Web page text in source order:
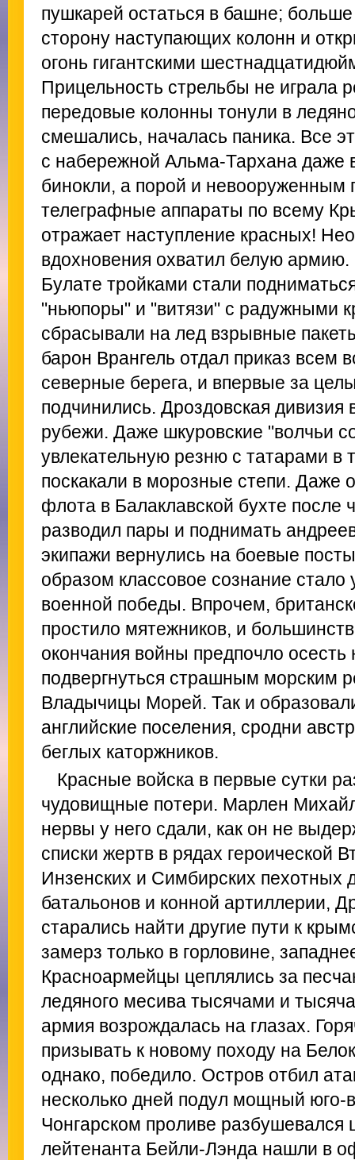
пушкарей остаться в башне;
сторону наступающих колонн и
огонь гигантскими
Прицельность стрельбы не играла
передовые колонны тонули в
смешались, началась паника. Все
с набережной Альма-Тархана даже
бинокли, а порой и невооруженным
телеграфные аппараты по всему
отражает наступление красных!
вдохновения охватил белую
Булате тройками стали
"ньюпоры" и "витязи" с радужными
сбрасывали на лед взрывные
барон Врангель отдал приказ всем
северные берега, и впервые за
подчинились. Дроздовская
рубежи. Даже шкуровские "волчьи
увлекательную резню с татарами в
поскакали в морозные степи. Даже
флота в Балаклавской бухте после
разводил пары и поднимать
экипажи вернулись на боевые
образом классовое сознание стало
военной победы. Впрочем,
простило мятежников, и
окончания войны предпочло
подвергнуться страшным морским
Владычицы Mopей. Так и
английские поселения, сродни
беглых каторжников.
Красные войска в первые сутки
чудовищные потери. Марлен
нервы у него сдали, как он не
списки жертв в рядах героической
Инзенских и Симбирских пехотных
батальонов и конной артиллерии,
старались найти другие пути к
замерз только в горловине,
Красноармейцы цеплялись за
ледяного месива тысячами и
армия возрождалась на глазах.
призывать к новому походу на
однако, победило. Остров отбил
несколько дней подул мощный юго-
Чонгарском проливе разбушевался
лейтенанта Бейли-Лэнда нашли в